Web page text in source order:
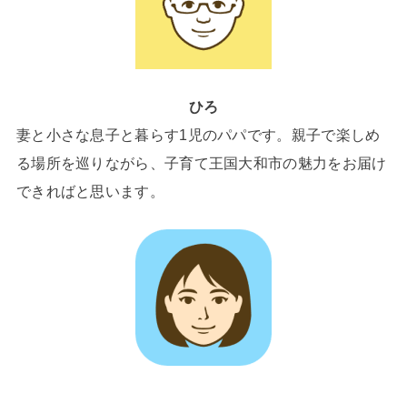
ひろ
妻と小さな息子と暮らす1児のパパです。親子で楽しめ
る場所を巡りながら、子育て王国大和市の魅力をお届け
できればと思います。